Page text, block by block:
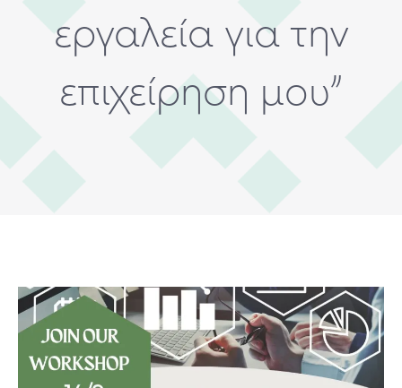
εργαλεία για την
επιχείρηση μου”